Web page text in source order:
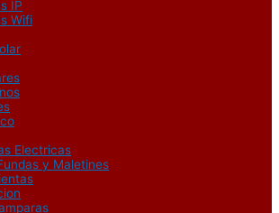
IP
Wifi
Electricas
y Maletines